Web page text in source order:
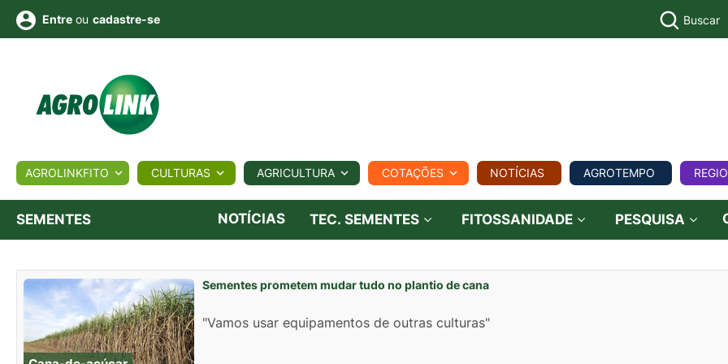
BIOLÓGICOS COTAÇÕES NOTÍCIAS AGROTEMPO REGIONAL COMERCIAL AGROVIAGENS
Vídeos
Entre ou cadastre-se Buscar
AGROLINKFITO CULTURAS AGRICULTURA COTAÇÕES NOTÍCIAS AGROTEMPO
SEMENTES NOTÍCIAS TEC. SEMENTES FITOSSANIDADE PESQUISA
Sementes prometem mudar tudo no plantio de cana
"Vamos usar equipamentos de outras culturas"